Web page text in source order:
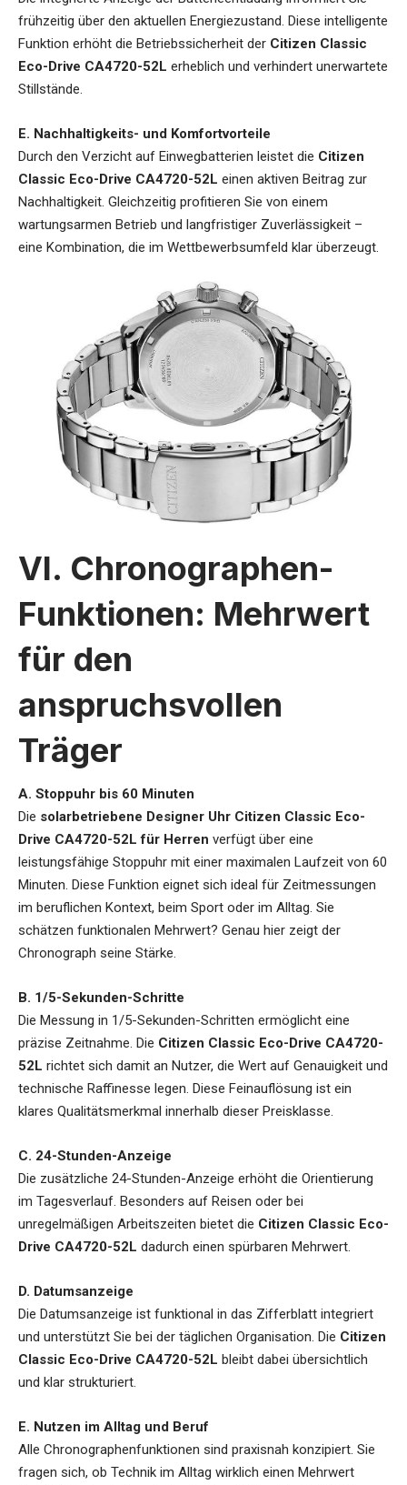
frühzeitig über den aktuellen Energiezustand. Diese intelligente
Funktion erhöht die Betriebssicherheit der Citizen Classic
Eco-Drive CA4720-52L erheblich und verhindert unerwartete
Stillstände.
E. Nachhaltigkeits- und Komfortvorteile
Durch den Verzicht auf Einwegbatterien leistet die Citizen
Classic Eco-Drive CA4720-52L einen aktiven Beitrag zur
Nachhaltigkeit. Gleichzeitig profitieren Sie von einem
wartungsarmen Betrieb und langfristiger Zuverlässigkeit –
eine Kombination, die im Wettbewerbsumfeld klar überzeugt.
VI. Chronographen-
Funktionen: Mehrwert
für den
anspruchsvollen
Träger
A. Stoppuhr bis 60 Minuten
Die solarbetriebene Designer Uhr Citizen Classic Eco-
Drive CA4720-52L für Herren verfügt über eine
leistungsfähige Stoppuhr mit einer maximalen Laufzeit von 60
Minuten. Diese Funktion eignet sich ideal für Zeitmessungen
im beruflichen Kontext, beim Sport oder im Alltag. Sie
schätzen funktionalen Mehrwert? Genau hier zeigt der
Chronograph seine Stärke.
B. 1/5-Sekunden-Schritte
Die Messung in 1/5-Sekunden-Schritten ermöglicht eine
präzise Zeitnahme. Die Citizen Classic Eco-Drive CA4720-
52L richtet sich damit an Nutzer, die Wert auf Genauigkeit und
technische Raffinesse legen. Diese Feinauflösung ist ein
klares Qualitätsmerkmal innerhalb dieser Preisklasse.
C. 24-Stunden-Anzeige
Die zusätzliche 24-Stunden-Anzeige erhöht die Orientierung
im Tagesverlauf. Besonders auf Reisen oder bei
unregelmäßigen Arbeitszeiten bietet die Citizen Classic Eco-
Drive CA4720-52L dadurch einen spürbaren Mehrwert.
D. Datumsanzeige
Die Datumsanzeige ist funktional in das Zifferblatt integriert
und unterstützt Sie bei der täglichen Organisation. Die Citizen
Classic Eco-Drive CA4720-52L bleibt dabei übersichtlich
und klar strukturiert.
E. Nutzen im Alltag und Beruf
Alle Chronographenfunktionen sind praxisnah konzipiert. Sie
fragen sich, ob Technik im Alltag wirklich einen Mehrwert